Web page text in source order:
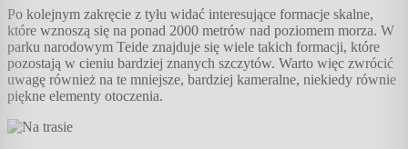
Po kolejnym zakręcie z tyłu widać interesujące formacje skalne,
które wznoszą się na ponad 2000 metrów nad poziomem morza. W
parku narodowym Teide znajduje się wiele takich formacji, które
pozostają w cieniu bardziej znanych szczytów. Warto więc zwrócić
uwagę również na te mniejsze, bardziej kameralne, niekiedy równie
piękne elementy otoczenia.